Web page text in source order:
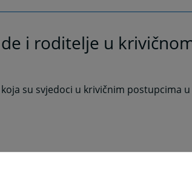
i roditelje u
su svjedoci u krivičnim postupcima u